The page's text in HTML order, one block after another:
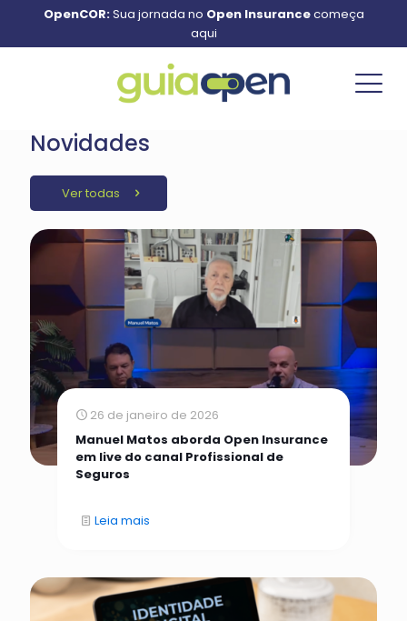
OpenCOR:Sua jornada no Open Insurancecomeça
aqui
Novidades
Ver todas
26 de janeiro de 2026
Manuel Matos aborda Open Insurance
em live do canal Profissional de
Seguros
Leia mais